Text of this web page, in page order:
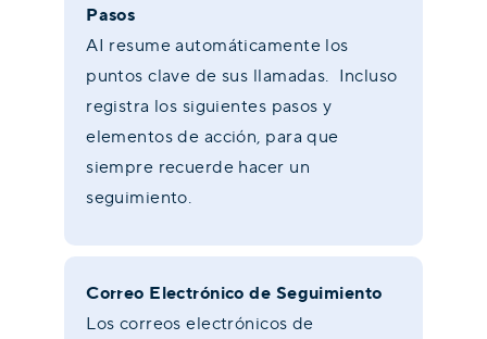
Pasos
AI resume automáticamente los
puntos clave de sus llamadas. Incluso
registra los siguientes pasos y
elementos de acción, para que
siempre recuerde hacer un
seguimiento.
Correo Electrónico de Seguimiento
Los correos electrónicos de